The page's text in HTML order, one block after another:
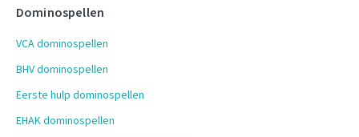
Dominospellen
VCA dominospellen
BHV dominospellen
Eerste hulp dominospellen
EHAK dominospellen